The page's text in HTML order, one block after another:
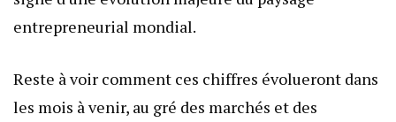
entrepreneurial mondial.
Reste à voir comment ces chiffres évolueront dans
les mois à venir, au gré des marchés et des